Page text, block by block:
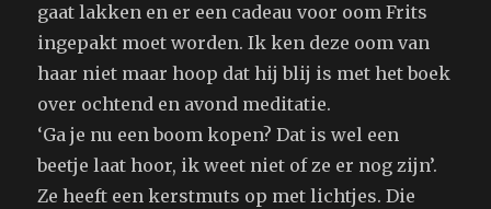
gaat lakken en er een cadeau voor oom Frits
ingepakt moet worden. Ik ken deze oom van
haar niet maar hoop dat hij blij is met het boek
over ochtend en avond meditatie.
‘Ga je nu een boom kopen? Dat is wel een
beetje laat hoor, ik weet niet of ze er nog zijn’.
Ze heeft een kerstmuts op met lichtjes. Die